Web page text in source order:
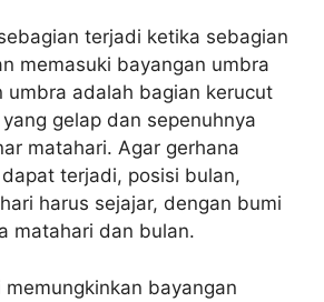
terjadi ketika sebagian
memasuki bayangan umbra
umbra adalah bagian kerucut
gelap dan sepenuhnya
matahari. Agar gerhana
terjadi, posisi bulan,
harus sejajar, dengan bumi
matahari dan bulan.
memungkinkan bayangan